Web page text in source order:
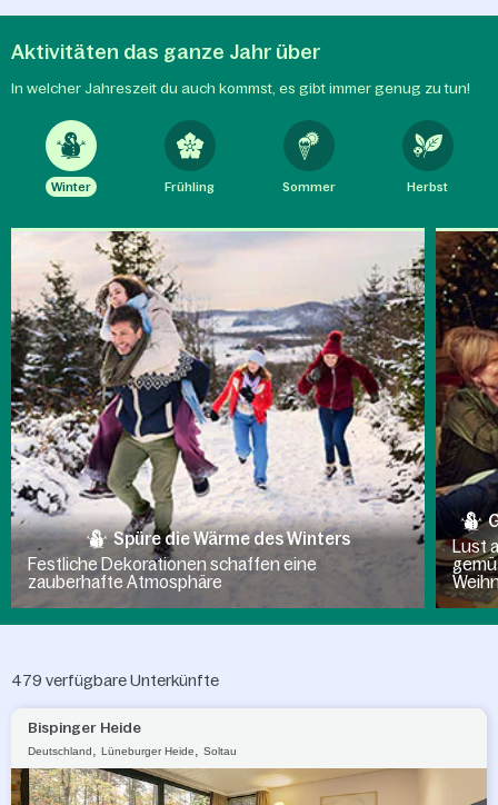
Aktivitäten das ganze Jahr über
In welcher Jahreszeit du auch kommst, es gibt immer genug zu tun!
Winter Frühling Sommer Herbst
Spüre die Wärme des Winters
Festliche Dekorationen schaffen eine
zauberhafte Atmosphäre
Lust
479 verfügbare Unterkünfte
Bispinger Heide
Deutschland Lüneburger Heide Soltau